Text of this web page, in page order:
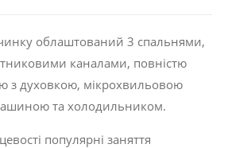
облаштований 3 спальнями,
каналами, повністю
з духовкою, мікрохвильовою
та холодильником.
популярні заняття